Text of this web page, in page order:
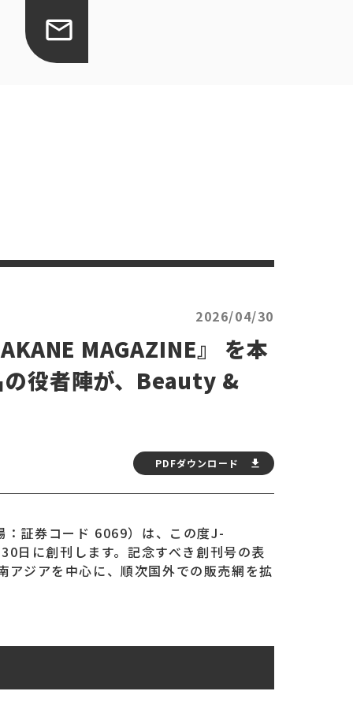
2026/04/30
MAGAZINE』 を本
の役者陣が、Beauty &
PDFダウンロード
：証券コード 6069）は、この度J-
日に創刊します。記念すべき創刊号の表
アジアを中心に、順次国外での販売網を拡